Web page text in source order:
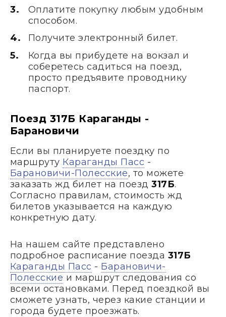
Оплатите покупку любым удобным
способом.
Получите электронный билет.
Когда вы прибудете на вокзал и
соберетесь садиться на поезд,
просто предъявите проводнику
паспорт.
Поезд 317Б Караганды -
Барановичи
Если вы планируете поездку по
маршруту Караганды Пасс -
Барановичи-Полесские, то можете
заказать жд билет на поезд317Б.
Согласно правилам, стоимость жд
билетов указывается на каждую
конкретную дату.
На нашем сайте представлено
подробное расписание поезда 317Б
Караганды Пасс - Барановичи-
Полесские и маршрут следования со
всеми остановками. Перед поездкой вы
сможете узнать, через какие станции и
города будете проезжать.